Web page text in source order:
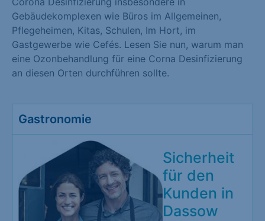
Gebäudekomplexen wie Büros im Allgemeinen,
Pflegeheimen, Kitas, Schulen, Im Hort, im
Gastgewerbe wie Cefés. Lesen Sie nun, warum man
eine Ozonbehandlung für eine Corna Desinfizierung
an diesen Orten durchführen sollte.
Gastronomie
Sicherheit
für den
Kunden in
Dassow